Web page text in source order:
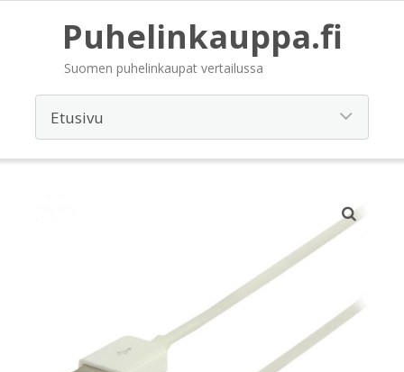
Puhelinkauppa.fi
Suomen puhelinkaupat vertailussa